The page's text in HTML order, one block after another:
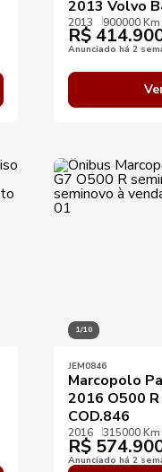
2013 Volvo
2013 900000 Km
R$
Anunciado há 2
1/10
JEM0846
Marcopolo
2016 O500
COD.846
2016 315000 Km
R$
Anunciado há 2